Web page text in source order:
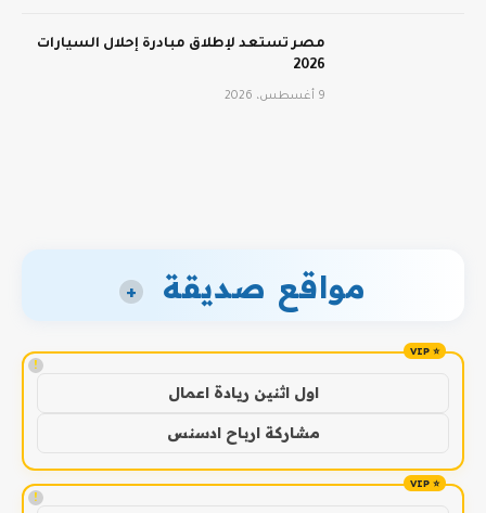
مصر تستعد لإطلاق مبادرة إحلال السيارات
2026
9 أغسطس، 2026
مواقع صديقة +
!
اول اثنين ريادة اعمال
مشاركة ارباح ادسنس
!